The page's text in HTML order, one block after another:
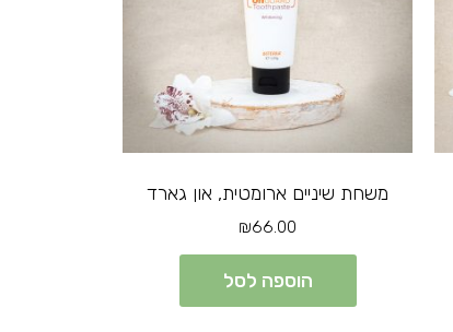
משחת שיניים ארומטית, און גארד
₪66.00
הוספה לסל